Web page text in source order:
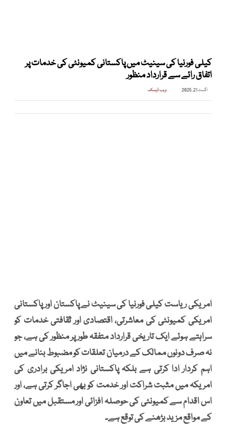
کیلی فورنیا کی سینیٹ میں پاکستانی کمیونٹی کی خدمات پر
اتفاق رائے سے قرارداد منظور
اگست 21, 2025 ویب ڈیسک
امریکی ریاست کیلی فورنیا کی سینیٹ نے پاکستان اور پاکستانی
امریکی کمیونٹی کی معاشرتی، اقتصادی اور ثقافتی خدمات کو
سراہتے ہوئے ایک تاریخی قرارداد متفقہ طور پر منظور کی ہے، جو
نہ صرف دونوں ممالک کے درمیان تعلقات کو مضبوط بنانے میں
اہم کردار ادا کرتی ہے بلکہ پاکستانی نژاد امریکی برادری کی
امریکہ میں مثبت شراکت اور خدمت کو بھی اجاگر کرتی ہے، اور
اس اقدام سے کمیونٹی کی حوصلہ افزائی اور مستقبل میں تعاون
کے مواقع مزید بڑھنے کی توقع ہے۔